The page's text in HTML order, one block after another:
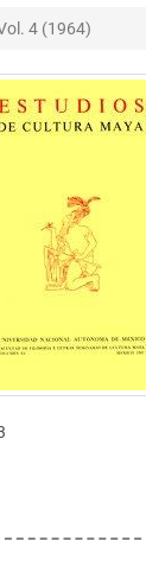
4 (1964)